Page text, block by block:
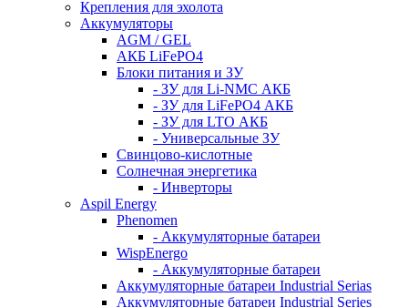
Крепления для эхолота
Аккумуляторы
AGM / GEL
АКБ LiFePO4
Блоки питания и ЗУ
- ЗУ для Li-NMC АКБ
- ЗУ для LiFePO4 АКБ
- ЗУ для LTO АКБ
- Универсальные ЗУ
Свинцово-кислотные
Солнечная энергетика
- Инверторы
Aspil Energy
Phenomen
- Аккумуляторные батареи
WispEnergo
- Аккумуляторные батареи
Аккумуляторные батареи Industrial Serias
Аккумуляторные батареи Industrial Series